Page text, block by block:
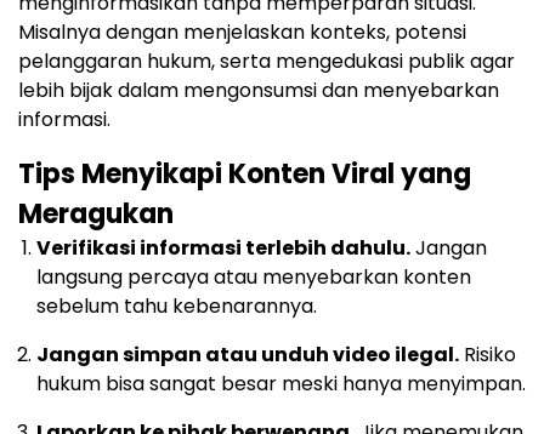
Misalnya dengan menjelaskan konteks, potensi
pelanggaran hukum, serta mengedukasi publik agar
lebih bijak dalam mengonsumsi dan menyebarkan
informasi.
Tips Menyikapi Konten Viral yang
Meragukan
Verifikasi informasi terlebih dahulu.Jangan
langsung percaya atau menyebarkan konten
sebelum tahu kebenarannya.
Jangan simpan atau unduh video ilegal. Risiko
hukum bisa sangat besar meski hanya menyimpan.